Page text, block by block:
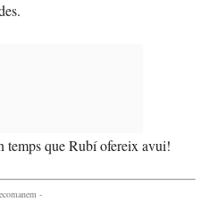
temps que Rubí ofereix avui!
-